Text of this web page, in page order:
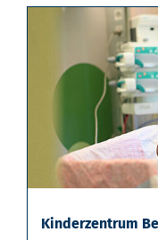
Kinderzentrum